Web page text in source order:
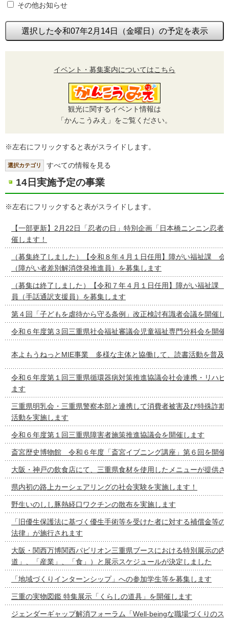
その他お知らせ
選択した令和07年2月14日（金曜日）の予定を表示
イベント・募集案内についてはこちら
観光に関するイベント情報は
「かんこうみえ」をご覧ください。
※左右にフリックすると表がスライドします。
選択カテゴリ すべての情報を見る
14日実施予定の事業
※左右にフリックすると表がスライドします。
【一部更新】2月22日「忍者の日」特別企画「日本橋ニンニン忍者
催します！
（募集終了しました）【令和８年４月１日任用】障がい福祉課 会
（障がい者差別解消啓発推進員）を募集します
（募集は終了しました）【令和７年４月１日任用】障がい福祉課
員（手話通訳支援員）を募集します
第４回「子どもを虐待から守る条例」改正検討有識者会議を開催し
令和６年度第３回三重県社会福祉審議会児童福祉専門分科会を開催
本よもうねっとMIE事業 多様な主体と協働して、読書活動を普及
令和６年度第１回三重県循環器病対策推進協議会社会連携・リハビ
ます
三重県明乳会・三重県警察本部と連携して消費者被害及び特殊詐欺
活動を実施します
令和６年度第１回三重県障害者施策推進協議会を開催します
斎宮歴史博物館 令和６年度「斎宮イブニング講座」第６回を開催
大阪・神戸の飲食店にて、三重県食材を使用したメニューが提供さ
県内初の路上カーシェアリングの社会実験を実施します！
野生いのしし豚熱経口ワクチンの散布を実施します
「旧優生保護法に基づく優生手術等を受けた者に対する補償金等
法律」が施行されます
大阪・関西万博関西パビリオン三重県ブースにおける特別展示の内
道」、「産業」、「食」）と展示スケジュールが決定しました
「地域づくりインターンシップ」への参加学生等を募集します
三重の実物図鑑 特集展示「くらしの道具」を開催します
ジェンダーギャップ解消フォーラム「Well-beingな職場づくりのス